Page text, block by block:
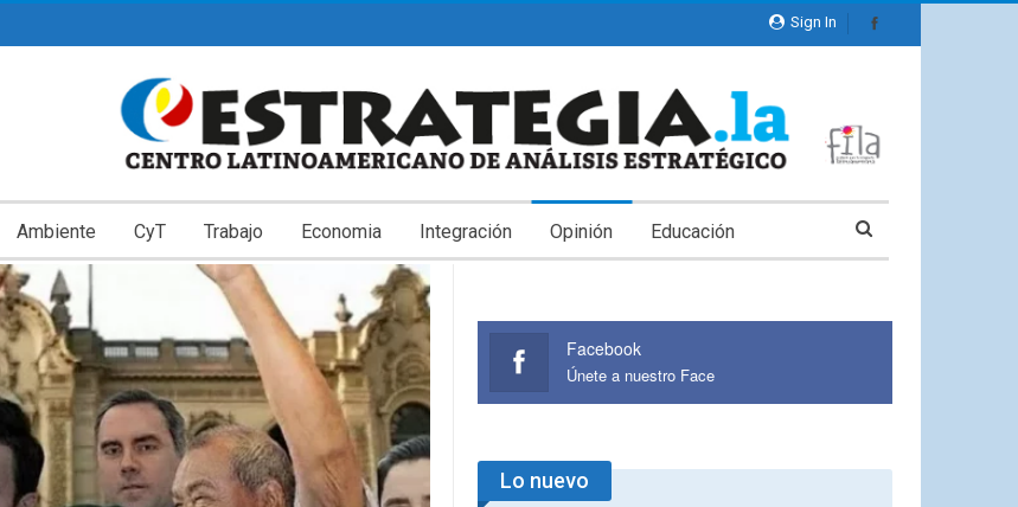
Sign In
Ambiente CyT Trabajo Economia Integración Opinión Educación
Facebook
Únete a nuestro Face
Lo nuevo